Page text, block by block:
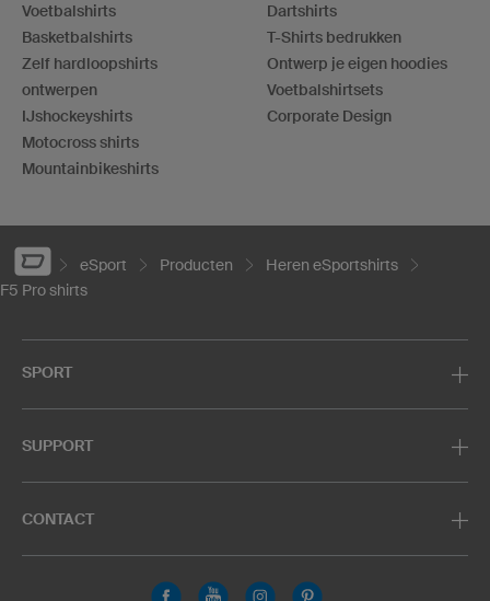
Voetbalshirts
Basketbalshirts
Zelf hardloopshirts
ontwerpen
IJshockeyshirts
Motocross shirts
Mountainbikeshirts
Dartshirts
T-Shirts bedrukken
Ontwerp je eigen hoodies
Voetbalshirtsets
Corporate Design
eSport Producten
Heren eSportshirts
F5 Pro shirts
SPORT
SUPPORT
CONTACT